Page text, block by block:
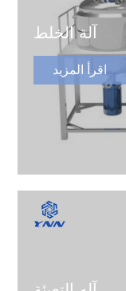
آلة الخلط
اقرأ المزيد